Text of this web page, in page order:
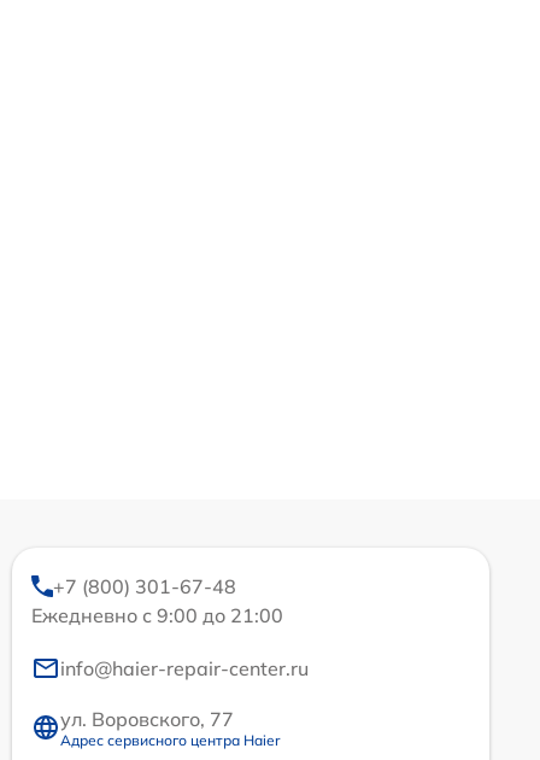
+7 (800) 301-67-48
Ежедневно с 9:00 до 21:00
info@haier-repair-center.ru
ул. Воровского, 77
Адрес сервисного центра Haier